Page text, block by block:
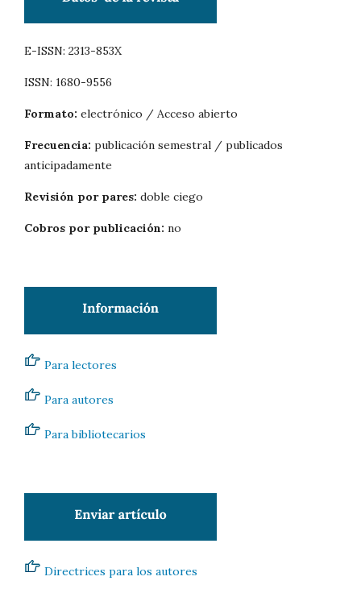
E-ISSN: 2313-853X
ISSN: 1680-9556
Formato: electrónico / Acceso abierto
Frecuencia: publicación semestral / publicados
anticipadamente
Revisión por pares: doble ciego
Cobros por publicación: no
Para lectores
Para autores
Para bibliotecarios
Directrices para los autores